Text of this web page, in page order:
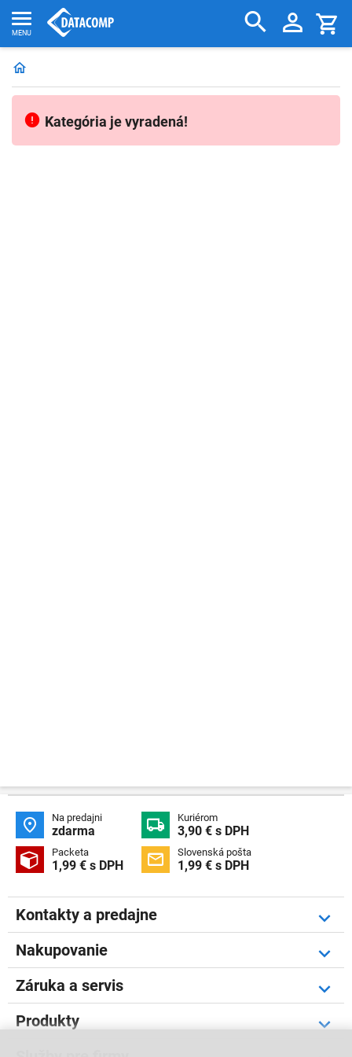
Kategória je vyradená!
 Na predajni
zdarma  Kuriérom
3,90 € s DPH
 Packeta
1,99 € s DPH  Slovenská pošta
1,99 € s DPH
Kontakty a predajne
Nakupovanie
Záruka a servis
Produkty